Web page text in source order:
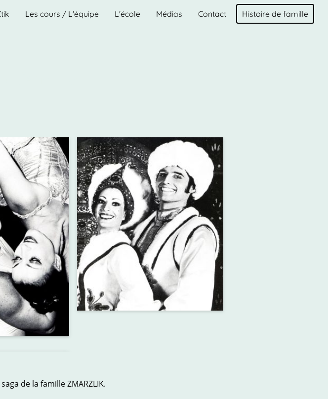
Les cours / L'équipe L'école Médias Contact Histoire de famille
de la famille ZMARZLIK.